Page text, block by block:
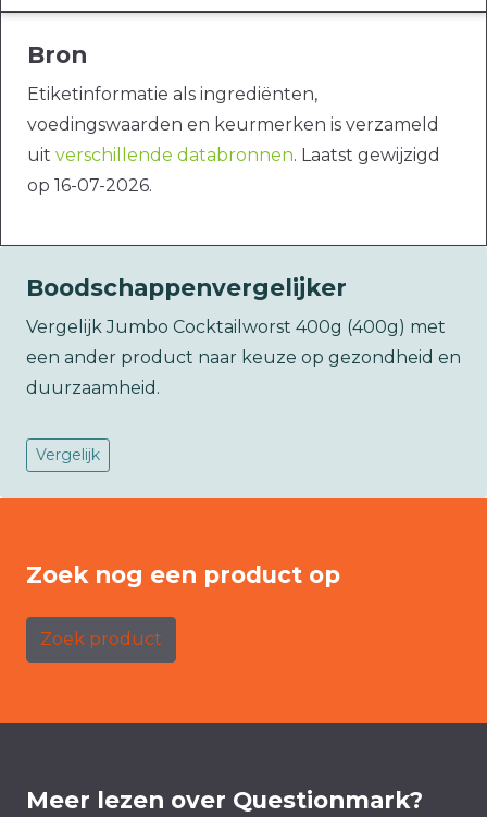
Bron
Etiketinformatie als ingrediënten,
voedingswaarden en keurmerken is verzameld
uit verschillende databronnen. Laatst gewijzigd
op 16-07-2026.
Boodschappenvergelijker
Vergelijk Jumbo Cocktailworst 400g (400g) met
een ander product naar keuze op gezondheid en
duurzaamheid.
Vergelijk
Zoek nog een product op
Zoek product
Meer lezen over Questionmark?